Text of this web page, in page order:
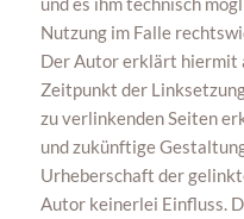
Nutzung im Falle
Der Autor erklärt hiermit
Zeitpunkt der
zu verlinkenden Seiten
und zukünftige
Urheberschaft der
Autor keinerlei Einfluss.